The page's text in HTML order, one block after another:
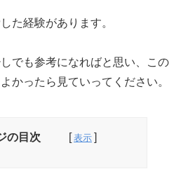
た経験があります。
でも参考になればと思い、この
かったら見ていってください。
の目次